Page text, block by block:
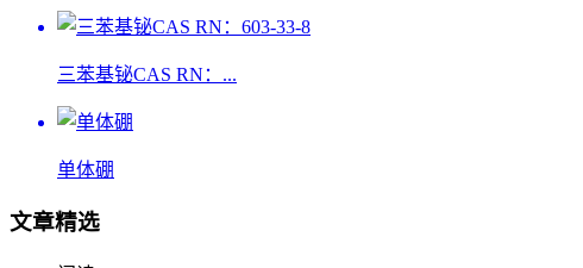
三苯基铋CAS RN：...
单体硼
文章精选